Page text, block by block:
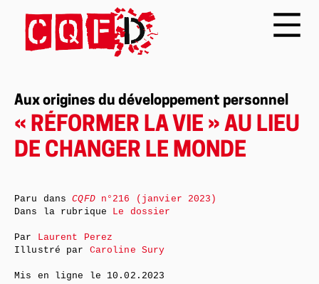
Aux origines du développement personnel
« RÉFORMER LA VIE » AU LIEU
DE CHANGER LE MONDE
Paru dansCQFDn°216 (janvier 2023)
Dans la rubrique Le dossier
Par Laurent Perez
Illustré par Caroline Sury
Mis en ligne le 10.02.2023